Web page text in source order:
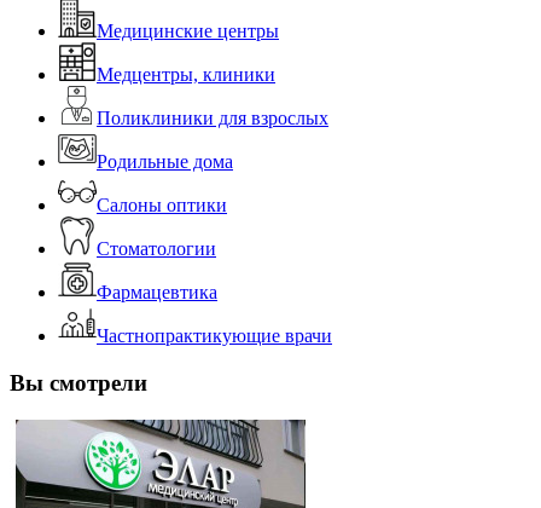
Медицинские центры
Медцентры, клиники
Поликлиники для взрослых
Родильные дома
Салоны оптики
Стоматологии
Фармацевтика
Частнопрактикующие врачи
Вы смотрели